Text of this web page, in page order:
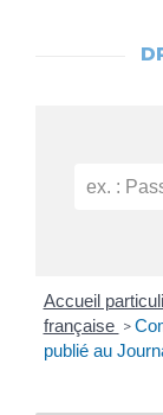
Accueil
française >
publié au